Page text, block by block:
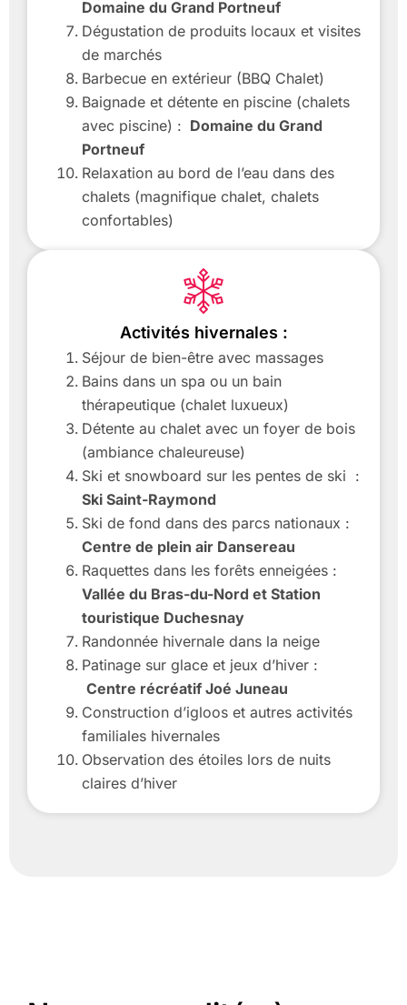
Domaine du Grand Portneuf
Dégustation de produits locaux et visites
de marchés
Barbecue en extérieur (BBQ Chalet)
Baignade et détente en piscine (chalets
avec piscine) : Domaine du Grand
Portneuf
Relaxation au bord de l’eau dans des
chalets (magnifique chalet, chalets
confortables)
Activités hivernales :
Séjour de bien-être avec massages
Bains dans un spa ou un bain
thérapeutique (chalet luxueux)
Détente au chalet avec un foyer de bois
(ambiance chaleureuse)
Ski et snowboard sur les pentes de ski :
Ski Saint-Raymond
Ski de fond dans des parcs nationaux :
Centre de plein air Dansereau
Raquettes dans les forêts enneigées :
Vallée du Bras-du-Nord et Station
touristique Duchesnay
Randonnée hivernale dans la neige
Patinage sur glace et jeux d’hiver :
Centre récréatif Joé Juneau
Construction d’igloos et autres activités
familiales hivernales
Observation des étoiles lors de nuits
claires d’hiver